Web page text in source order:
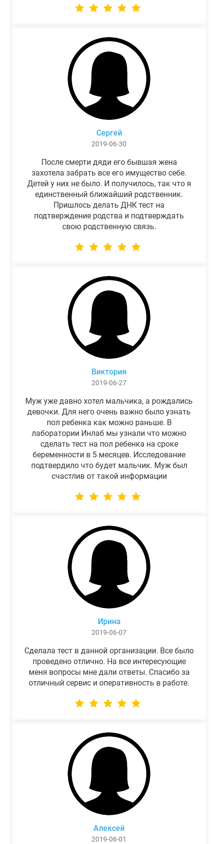
Сергей
2019-06-30
После смерти дяди его бывшая жена
захотела забрать все его имущество себе.
Детей у них не было. И получилось, так что я
единственный ближайший родственник.
Пришлось делать ДНК тест на
подтверждение родства и подтверждать
свою родственную связь.
Виктория
2019-06-27
Муж уже давно хотел мальчика, а рождались
девочки. Для него очень важно было узнать
пол ребенка как можно раньше. В
лаборатории Инлаб мы узнали что можно
сделать тест на пол ребенка на сроке
беременности в 5 месяцев. Исследование
подтвердило что будет мальчик. Муж был
счастлив от такой информации
Ирина
2019-06-07
Сделала тест в данной организации. Все было
проведено отлично. На все интересующие
меня вопросы мне дали ответы. Спасибо за
отличный сервис и оперативность в работе.
Алексей
2019-06-01